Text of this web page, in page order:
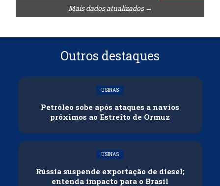
Mais dados atualizados →
Outros destaques
USINAS
Petróleo sobe após ataques a navios
próximos ao Estreito de Ormuz
USINAS
Rússia suspende exportação de diesel;
entenda impacto para o Brasil